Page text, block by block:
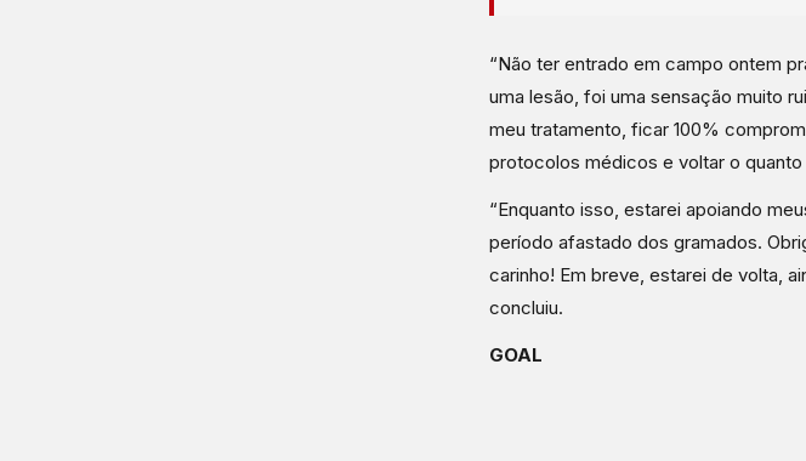
“Não ter entrado em campo ontem
uma lesão, foi uma sensação muito
meu tratamento, ficar 100%
protocolos médicos e voltar o quanto
“Enquanto isso, estarei apoiando
período afastado dos gramados.
carinho! Em breve, estarei de volta,
concluiu.
GOAL